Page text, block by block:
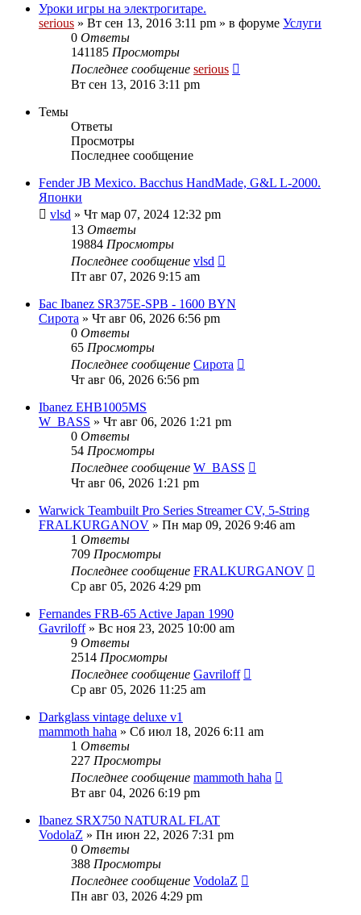
Уроки игры на электрогитаре.
serious » Вт сен 13, 2016 3:11 pm » в форуме Услуги
0 Ответы
141185 Просмотры
Последнее сообщение serious
Вт сен 13, 2016 3:11 pm
Темы
Ответы
Просмотры
Последнее сообщение
Fender JB Mexico. Bacchus HandMade, G&L L-2000.
Японки
vlsd » Чт мар 07, 2024 12:32 pm
13 Ответы
19884 Просмотры
Последнее сообщение vlsd
Пт авг 07, 2026 9:15 am
Бас Ibanez SR375E-SPB - 1600 BYN
Сирота » Чт авг 06, 2026 6:56 pm
0 Ответы
65 Просмотры
Последнее сообщение Сирота
Чт авг 06, 2026 6:56 pm
Ibanez EHB1005MS
W_BASS » Чт авг 06, 2026 1:21 pm
0 Ответы
54 Просмотры
Последнее сообщение W_BASS
Чт авг 06, 2026 1:21 pm
Warwick Teambuilt Pro Series Streamer CV, 5-String
FRALKURGANOV » Пн мар 09, 2026 9:46 am
1 Ответы
709 Просмотры
Последнее сообщение FRALKURGANOV
Ср авг 05, 2026 4:29 pm
Fernandes FRB-65 Active Japan 1990
Gavriloff» Вс ноя 23, 2025 10:00 am
9 Ответы
2514 Просмотры
Последнее сообщение Gavriloff
Ср авг 05, 2026 11:25 am
Darkglass vintage deluxe v1
mammoth haha » Сб июл 18, 2026 6:11 am
1 Ответы
227 Просмотры
Последнее сообщение mammoth haha
Вт авг 04, 2026 6:19 pm
Ibanez SRX750 NATURAL FLAT
VodolaZ » Пн июн 22, 2026 7:31 pm
0 Ответы
388 Просмотры
Последнее сообщение VodolaZ
Пн авг 03, 2026 4:29 pm